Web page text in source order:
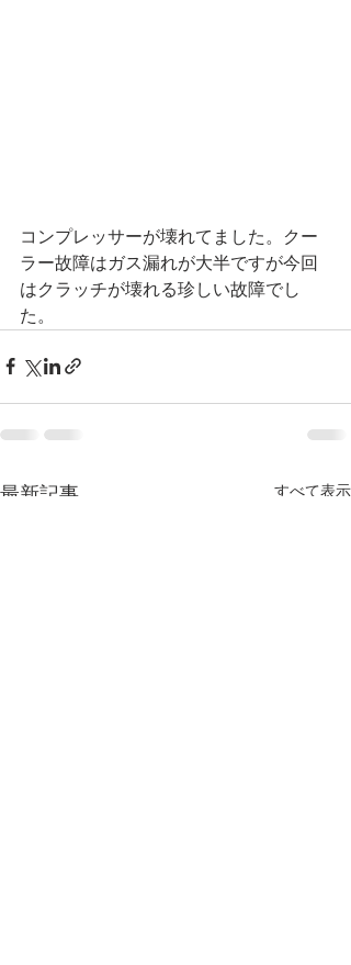
コンプレッサーが壊れてました。クー
ラー故障はガス漏れが大半ですが今回
はクラッチが壊れる珍しい故障でし
た。
最新記事 すべて表示